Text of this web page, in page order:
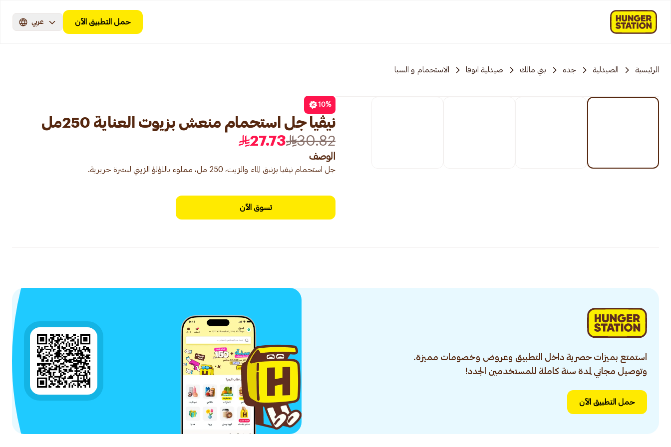
حمل التطبيق الآن عربي
الرئيسية الصيدلية جده بني مالك صيدلية انوفا الاستحمام و السبا
10%
نيڤيا جل استحمام منعش بزيوت العناية 250مل
30.82
27.73
الوصف
جل استحمام نيفيا بزنبق الماء والزيت، 250 مل، مملوء باللؤلؤ الزيتي لبشرة حريرية.
تسوق الآن
استمتع بميزات حصرية داخل التطبيق وعروض وخصومات مميزة.
وتوصيل مجاني لمدة سنة كاملة للمستخدمين الجدد!
حمل التطبيق الآن